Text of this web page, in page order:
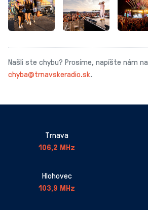
Našli ste chybu? Prosíme, napíšte nám na
chyba@trnavskeradio.sk.
Trnava
106,2 MHz
Hlohovec
103,9 MHz